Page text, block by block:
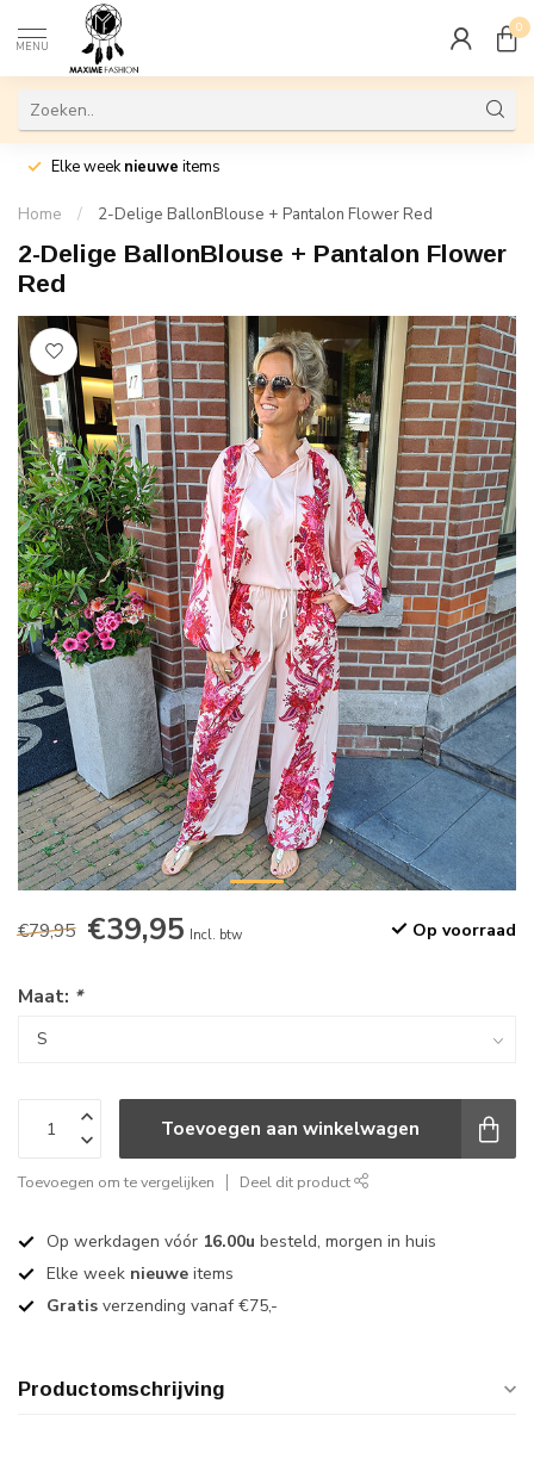
MENU
0
Elke weeknieuwe items
Home / 2-Delige BallonBlouse + Pantalon Flower Red
2-Delige BallonBlouse + Pantalon Flower
Red
€79,95 €39,95 Incl. btw Op voorraad
Maat: *
Toevoegen aan winkelwagen
Toevoegen om te vergelijken Deel dit product
Op werkdagen vóór 16.00u besteld, morgen in huis
Elke week nieuwe items
Gratis verzending vanaf €75,-
Productomschrijving